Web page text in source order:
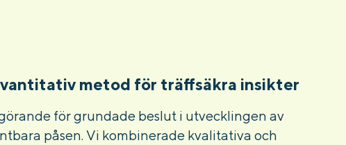
metod för träffsäkra insikter
för grundade beslut i utvecklingen av
påsen. Vi kombinerade kvalitativa och